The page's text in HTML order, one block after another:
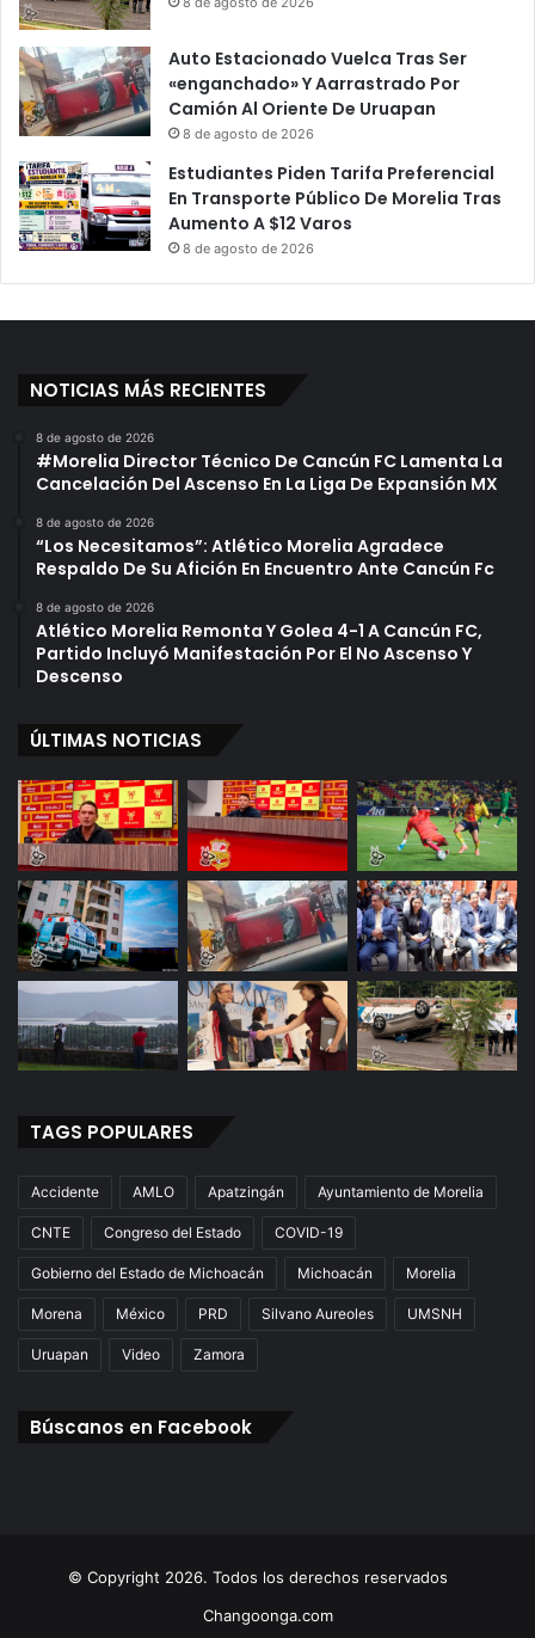
Auto Estacionado Vuelca Tras Ser
«enganchado» Y Aarrastrado Por
Camión Al Oriente De Uruapan
8 de agosto de 2026
Estudiantes Piden Tarifa Preferencial
En Transporte Público De Morelia Tras
Aumento A $12 Varos
8 de agosto de 2026
NOTICIAS MÁS RECIENTES
8 de agosto de 2026
#Morelia Director Técnico De Cancún FC Lamenta La
Cancelación Del Ascenso En La Liga De Expansión MX
8 de agosto de 2026
“Los Necesitamos”: Atlético Morelia Agradece
Respaldo De Su Afición En Encuentro Ante Cancún Fc
8 de agosto de 2026
Atlético Morelia Remonta Y Golea 4-1 A Cancún FC,
Partido Incluyó Manifestación Por El No Ascenso Y
Descenso
ÚLTIMAS NOTICIAS
TAGS POPULARES
Accidente AMLO Apatzingán Ayuntamiento de Morelia
CNTE Congreso del Estado COVID-19
Gobierno del Estado de Michoacán Michoacán Morelia
Morena México PRD Silvano Aureoles UMSNH
Uruapan Video Zamora
Búscanos en Facebook
© Copyright 2026. Todos los derechos reservados
Changoonga.com